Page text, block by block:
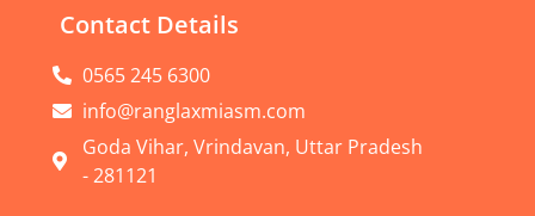
Contact Details
0565 245 6300
info@ranglaxmiasm.com
Goda Vihar, Vrindavan, Uttar Pradesh
- 281121